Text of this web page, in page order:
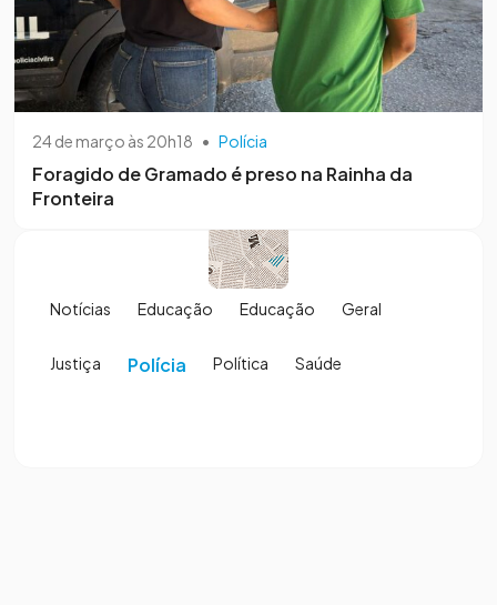
24 de março às 20h18 • Polícia
Foragido de Gramado é preso na Rainha da
Fronteira
Notícias Educação Educação Geral
Justiça Polícia Política Saúde